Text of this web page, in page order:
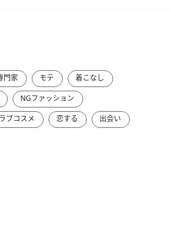
門家 モテ
着こなし
NGファッション
ラブコスメ 恋する 出会い